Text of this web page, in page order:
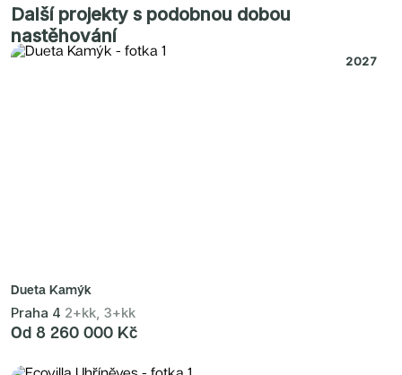
Další projekty s podobnou dobou
nastěhování
2027
Dueta Kamýk
Praha 4 2+kk, 3+kk
Od 8 260 000 Kč